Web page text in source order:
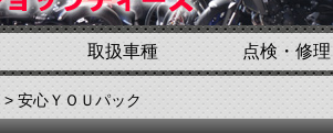
取扱車種 点検・修理
> 安心ＹＯＵパック